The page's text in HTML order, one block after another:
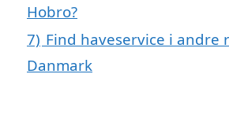
Hobro?
7) Find haveservice i andre
Danmark